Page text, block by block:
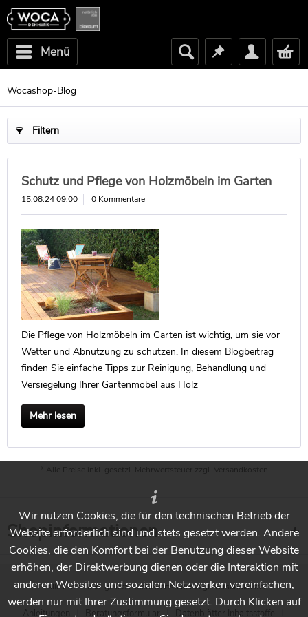
Menü
Wocashop-Blog
Filtern
Schutz und Pflege von Holzmöbeln im Garten
15.08.24 09:00 0 Kommentare
Die Pflege von Holzmöbeln im Garten ist wichtig, um sie vor
Wetter und Abnutzung zu schützen. In diesem Blogbeitrag
finden Sie einfache Tipps zur Reinigung, Behandlung und
Versiegelung Ihrer Gartenmöbel aus Holz
Mehr lesen
* Alle Preise inkl. gesetzl. Mehrwertsteuer zzgl. Versandkosten
Shopinformationen
* Alle Preise inkl. gesetzl. Mehrwertsteuer zzgl.Versandkosten
Anleitungen Beratungsformular Datenblätter Inhaltsstoffe
Wir nutzen Cookies, die für den technischen Betrieb der
Website erforderlich sind und stets gesetzt werden. Andere
Cookies, die den Komfort bei der Benutzung dieser Website
erhöhen, der Direktwerbung dienen oder die Interaktion mit
anderen Websites und sozialen Netzwerken vereinfachen,
werden nur mit Ihrer Zustimmung gesetzt. Durch Klicken auf